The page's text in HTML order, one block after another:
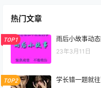
热门文章
TOP1 雨后小故事动
23年3月11日
TOP2 学长错一题就